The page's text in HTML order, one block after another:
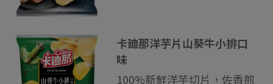
卡廸那洋芋片山葵牛小排口
味
100%新鮮洋芋切片，佐香煎